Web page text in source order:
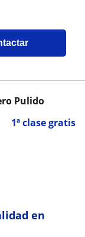
1ª clase gratis
Pulido
en